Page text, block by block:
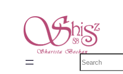
Zoeken